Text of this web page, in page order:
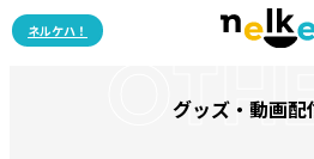
ネルケハ！
グッズ・動画配